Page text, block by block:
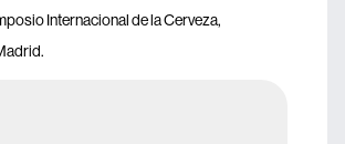
Internacional de la Cerveza,